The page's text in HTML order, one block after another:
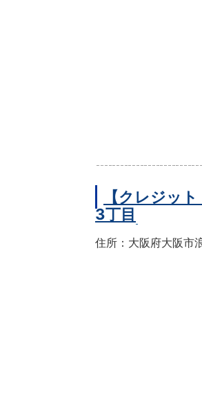
【クレジッ
3丁目
住所：大阪府大阪市